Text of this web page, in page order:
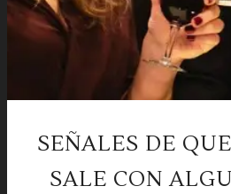
SEÑALES DE
SALE CON